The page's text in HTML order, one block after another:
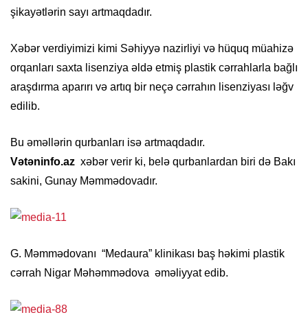
şikayətlərin sayı artmaqdadır.
Xəbər verdiyimizi kimi Səhiyyə nazirliyi və hüquq müahizə
orqanları saxta lisenziya əldə etmiş plastik cərrahlarla bağlı
araşdırma aparırı və artıq bir neçə cərrahın lisenziyası ləğv
edilib.
Bu əməllərin qurbanları isə artmaqdadır.
Vətəninfo.az xəbər verir ki, belə qurbanlardan biri də Bakı
sakini, Gunay Məmmədovadır.
G. Məmmədovanı “Medaura” klinikası baş həkimi plastik
cərrah Nigar Məhəmmədova əməliyyat edib.